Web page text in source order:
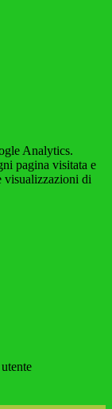
Analytics.
pagina visitata e
visualizzazioni di